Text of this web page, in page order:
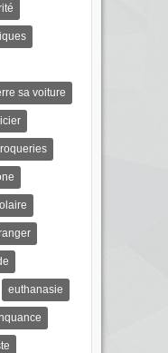
sa voiture
euthanasie